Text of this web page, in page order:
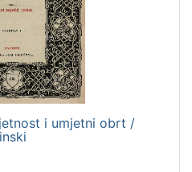
i umjetni obrt /